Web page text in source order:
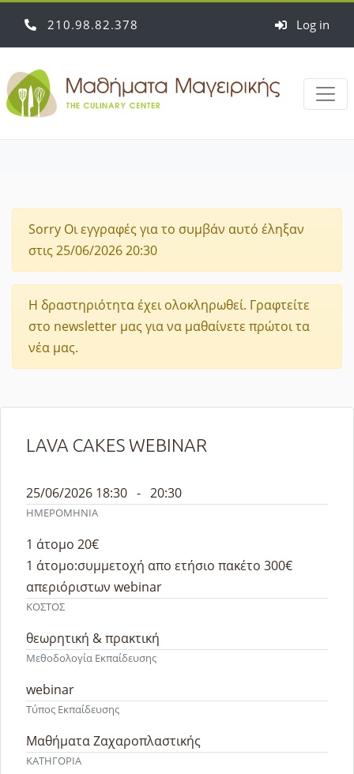
210 98 82 378 Log in
Sorry Οι εγγραφές για το συμβάν αυτό έληξαν
στις 25/06/2026 20:30
Η δραστηριότητα έχει ολοκληρωθεί. Γραφτείτε
στο newsletter μας για να μαθαίνετε πρώτοι τα
νέα μας.
LAVA CAKES WEBINAR
ΗΜΕΡΟΜΗΝΙΑ
25/06/2026 18:30 - 20:30
ΚΟΣΤΟΣ
1 άτομο 20€
1 άτομο:συμμετοχή απο ετήσιο πακέτο 300€
απεριόριστων webinar
Μεθοδολογία Εκπαίδευσης
θεωρητική & πρακτική
Τύπος Εκπαίδευσης
webinar
ΚΑΤΗΓΟΡΙΑ
Μαθήματα Ζαχαροπλαστικής